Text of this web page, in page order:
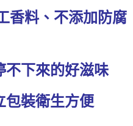
香料、不添加防腐
下來的好滋味
裝衛生方便